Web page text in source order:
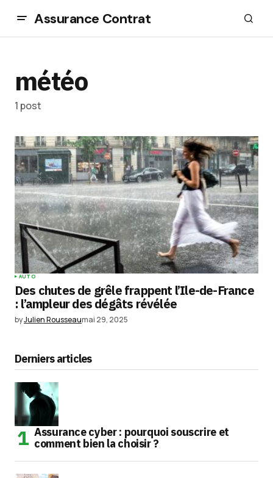
Assurance Contrat
météo
1 post
AUTO
Des chutes de grêle frappent l’Ile-de-France
: l’ampleur des dégâts révélée
byJulien Rousseaumai 29, 2025
Derniers articles
Assurance cyber : pourquoi souscrire et
comment bien la choisir ?